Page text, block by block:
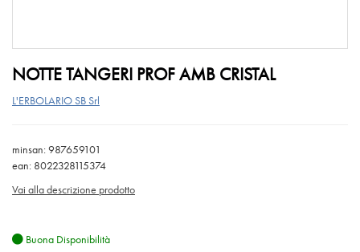
NOTTE TANGERI PROF AMB CRISTAL
L'ERBOLARIO SB Srl
minsan: 987659101
ean: 8022328115374
Vai alla descrizione prodotto
Buona Disponibilità